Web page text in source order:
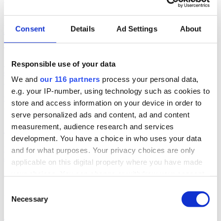
Consent Details Ad Settings About
Responsible use of your data
We and our 116 partners process your personal data,
e.g. your IP-number, using technology such as cookies to
store and access information on your device in order to
serve personalized ads and content, ad and content
measurement, audience research and services
development. You have a choice in who uses your data
and for what purposes. Your privacy choices are only
applicable on this digital property where you have made
the Privacy trigger icon.
Selection
Necessary
Magdalena Andersson (s) ger sig ut på
valturné
I dag ger sig S-partiledaren Magdalena Andersson och partiets
lång valturné.
val 2026
2026-07-27, 09:13
Göta Älv lyfte SD och L i medierna
Förra veckan ökade endast Sverigedemokraterna och Liberalerna
antalet inslag / artiklar i medierna. Det visar siffror från Retriever.
medierval 2026